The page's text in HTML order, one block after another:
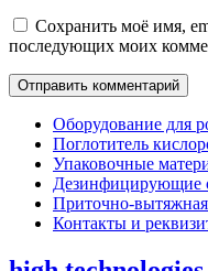
Сохранить моё имя,
последующих моих
Оборудование для
Поглотитель
Упаковочные
Дезинфицирующие
Приточно-
Контакты и